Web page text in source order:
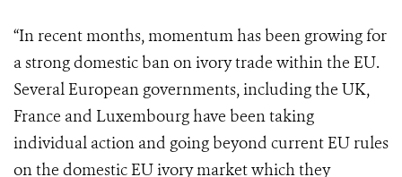
“In recent months, momentum has been growing for
a strong domestic ban on ivory trade within the EU.
Several European governments, including the UK,
France and Luxembourg have been taking
individual action and going beyond current EU rules
on the domestic EU ivory market which they